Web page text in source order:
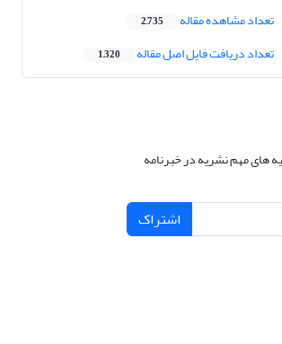
تعداد مشاهده مقاله 2,735
تعداد دریافت فایل اصل مقاله 1,320
های مهم نشریه در خبرنامه
اشتراک